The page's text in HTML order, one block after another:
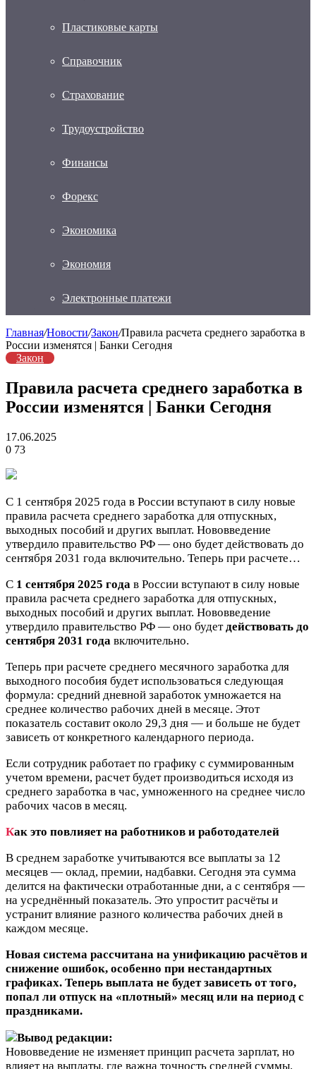
Пластиковые карты
Справочник
Страхование
Трудоустройство
Финансы
Форекс
Экономика
Экономия
Электронные платежи
Главная/Новости/Закон/Правила расчета среднего заработка в
России изменятся | Банки Сегодня
Закон
Правила расчета среднего заработка в
России изменятся | Банки Сегодня
17.06.2025
0 73
С 1 сентября 2025 года в России вступают в силу новые
правила расчета среднего заработка для отпускных,
выходных пособий и других выплат. Нововведение
утвердило правительство РФ — оно будет действовать до
сентября 2031 года включительно. Теперь при расчете…
С 1 сентября 2025 года в России вступают в силу новые
правила расчета среднего заработка для отпускных,
выходных пособий и других выплат. Нововведение
утвердило правительство РФ — оно будетдействовать до
сентября 2031 года включительно.
Теперь при расчете среднего месячного заработка для
выходного пособия будет использоваться следующая
формула: средний дневной заработок умножается на
среднее количество рабочих дней в месяце. Этот
показатель составит около 29,3 дня — и больше не будет
зависеть от конкретного календарного периода.
Если сотрудник работает по графику с суммированным
учетом времени, расчет будет производиться исходя из
среднего заработка в час, умноженного на среднее число
рабочих часов в месяц.
Как это повлияет на работников и работодателей
В среднем заработке учитываются все выплаты за 12
месяцев — оклад, премии, надбавки. Сегодня эта сумма
делится на фактически отработанные дни, а с сентября —
на усреднённый показатель. Это упростит расчёты и
устранит влияние разного количества рабочих дней в
каждом месяце.
Новая система рассчитана на унификацию расчётов и
снижение ошибок, особенно при нестандартных
графиках. Теперь выплата не будет зависеть от того,
попал ли отпуск на «плотный» месяц или на период с
праздниками.
Вывод редакции:
Нововведение не изменяет принцип расчета зарплат, но
влияет на выплаты, где важна точность средней суммы.